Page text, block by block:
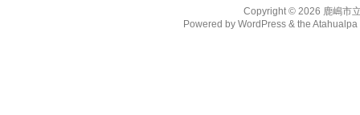
Copyright © 2026 鹿嶋市
Powered by WordPress& the Atahualpa